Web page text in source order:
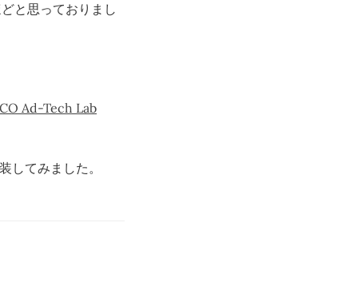
と思っておりまし
Ad-Tech Lab
してみました。